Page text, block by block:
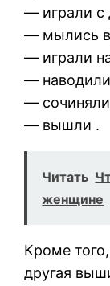
— играли
— мылись
— играли
—
—
— вышли .
Читать
женщине
Кроме
другая